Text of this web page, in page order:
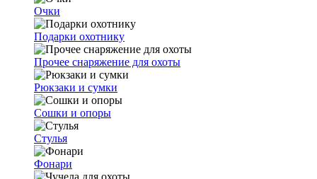
Очки
Подарки охотнику
Прочее снаряжение для охоты
Рюкзаки и сумки
Сошки и опоры
Стулья
Фонари